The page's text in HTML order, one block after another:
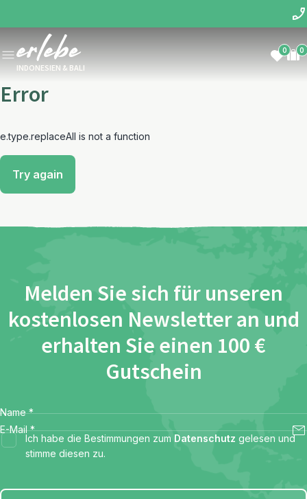
INDONESIEN & BALI
0 0
Error
e.type.replaceAll is not a function
Try again
Melden Sie sich für unseren
kostenlosen Newsletter an und
erhalten Sie einen 100 €
Gutschein
Name *
E-Mail *
Ich habe die Bestimmungen zum Datenschutz gelesen und
stimme diesen zu.